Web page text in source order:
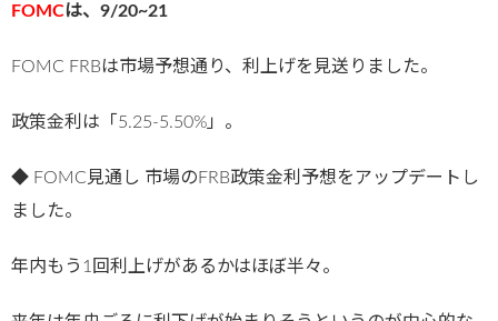
FOMCは、9/20~21
FOMC FRBは市場予想通り、利上げを見送りました。
政策金利は「5.25-5.50%」。
◆ FOMC見通し 市場のFRB政策金利予想をアップデートし
ました。
年内もう1回利上げがあるかはほぼ半々。